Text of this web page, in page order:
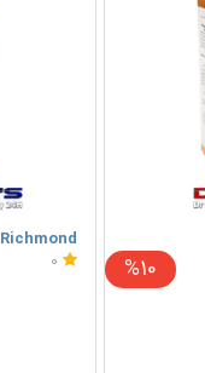
Richmond
0
%10